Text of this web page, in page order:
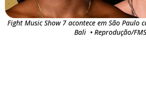
Fight Music Show 7 acontece em São Paulo
Bali • Reprodução/FMS